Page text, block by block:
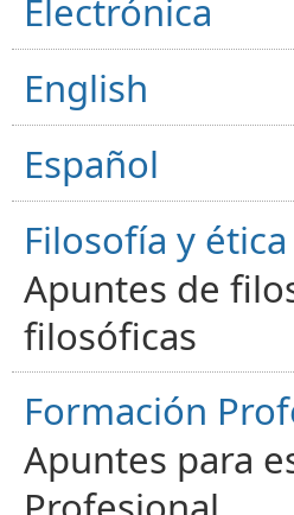
Electrónica
English
Español
Filosofía y ética
Apuntes de
filosóficas
Formación
Apuntes para